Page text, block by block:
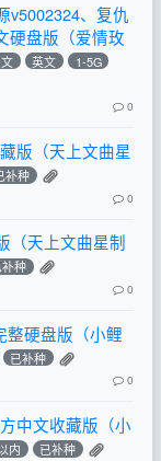
v5002324、复仇
盘版（爱情玫
英文
1-5G
0
版（天上文曲星
补种
0
天上文曲星制
补种
0
硬盘版（小鲤
已补种
0
中文收藏版（小
内 已补种